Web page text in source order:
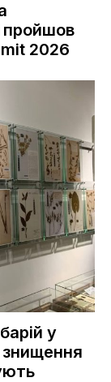
пройшов
2026
у
знищення